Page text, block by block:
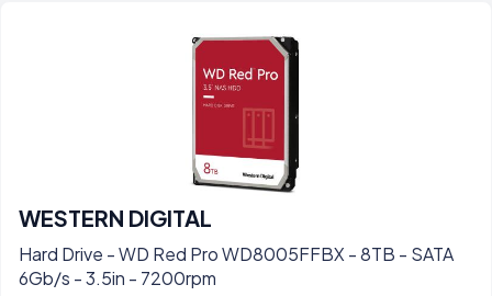
WESTERN DIGITAL
Hard Drive - WD Red Pro WD8005FFBX - 8TB - SATA
6Gb/s - 3.5in - 7200rpm